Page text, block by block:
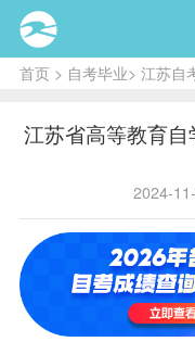
首页> 自考毕业> 江苏自
江苏省高等教育
2024-